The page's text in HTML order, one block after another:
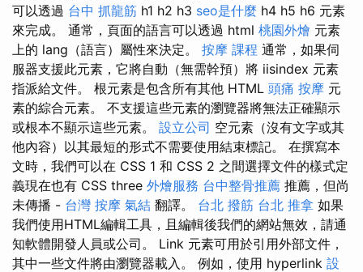
可以透過 台中 抓龍筋 h1 h2 h3 seo是什麼 h4 h5 h6 元素
來完成。 通常，頁面的語言可以透過 html 桃園外燴 元素
上的 lang（語言）屬性來決定。 按摩 課程 通常，如果伺
服器支援此元素，它將自動（無需幹預）將 iisindex 元素
指派給文件。 根元素是包含所有其他 HTML 頭痛 按摩 元
素的綜合元素。 不支援這些元素的瀏覽器將無法正確顯示
或根本不顯示這些元素。 設立公司 空元素（沒有文字或其
他內容）以其最短的形式不需要使用結束標記。 在撰寫本
文時，我們可以在 CSS 1 和 CSS 2 之間選擇文件的樣式定
義現在也有 CSS three 外燴服務 台中整骨推薦 推薦，但尚
未傳播 - 台灣 按摩 氣結 翻譯。 台北 撥筋 台北 推拿 如果
我們使用HTML編輯工具，且編輯後我們的網站無效，請通
知軟體開發人員或公司。 Link 元素可用於引用外部文件，
其中一些文件將由瀏覽器載入。 例如，使用 hyperlink 設